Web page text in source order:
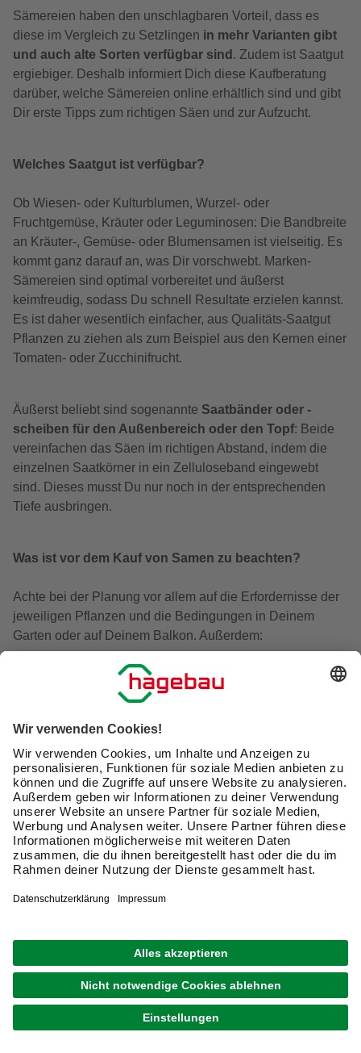
Sämereien haben den unschlagbaren Vorteil, dass es
diese im Vergleich zu Setzlingen in mehr Varianten gibt
und auch alte Sorten verfügbar sind . Zudem ist Saatgut
ergiebiger. Deshalb informiert Dich diese Kaufberatung
darüber, welche Sämereien online erhältlich sind und gibt
Dir erste Tipps zum richtigen Säen und zur Aufzucht.
Welches Saatgut ist verfügbar?
Ob Wiesen- oder Kulturblumen, Wurzel- oder
Fruchtgemüse, Kräuter oder Leguminosen: Die Bandbreite
an Kräuter-, Gemüse- oder Blumensamen ist vielseitig. Es
kommt ganz darauf an, was Dir vorschwebt. Marken-
Sämereien sind optimal vorbereitet und äußerst
keimfreudig, sodass Du schnell Resultate erzielen kannst.
Es ist daher wesentlich einfacher, aus Qualitäts-Saatgut
Pflanzen zu ziehen als zum Beispiel aus den Kernen einer
Tomaten- oder Zucchinifrucht.
Äußerst beliebt sind sogenannte Saatbänder oder -
scheiben für den Außenbereich oder den Topf: Beide
vereinfachen das Säen im richtigen Abstand, indem die
einzelnen Saatkörner in ein Zelluloseband eingewebt
sind. Dieses musst Du nur noch in der entsprechenden
Tiefe ausbringen.
Was ist vor dem Kauf von Samen zu beachten?
Achte bei der Planung vor allem auf die Erfordernisse der
jeweiligen Pflanzen und die Bedingungen in Deinem
Garten oder auf Deinem Balkon. Außerdem:
Wähle Sämereien, die zum jeweiligen Mikroklima
Platzbedarf der gewünschten Kulturen.
Darüber hinaus solltest DuPflanzen wählen, die
zueinanderpassen und gewissermaßen „Freunde“
sind. Beispielsweise gedeiht Basilikum prächtig
inmitten von Tomatenranken, sodass Du für dieses
Würzkraut keinen gesonderten Platz benötigst.
günstigen Kombinationen
Ein hoher Ertrag ist lediglich eine Frage von Pflege und
ausreichender Düngung. Die meisten Pflanzen,
ausgenommen einige Kräuter, profitieren enorm von einer